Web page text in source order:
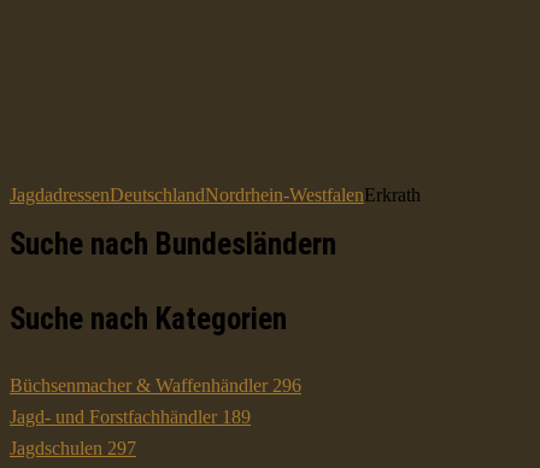
JagdadressenDeutschlandNordrhein-WestfalenErkrath
Suche nach Bundesländern
Suche nach Kategorien
Büchsenmacher & Waffenhändler 296
Jagd- und Forstfachhändler 189
Jagdschulen 297